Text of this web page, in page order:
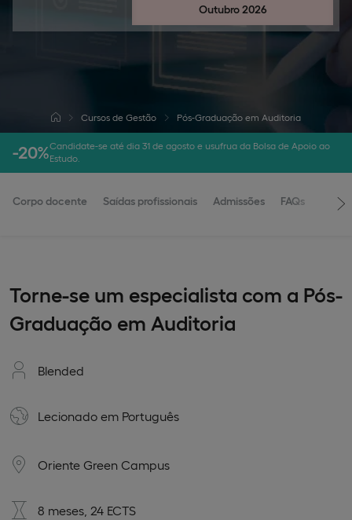
Outubro 2026
Cursos de Gestão Pós-Graduação em Auditoria
-20%Candidate-se até dia 31 de agosto e usufrua da Bolsa de Apoio ao
Estudo.
Corpo docente Saídas profissionais Admissões FAQs
Torne-se um especialista com a Pós-
Graduação em Auditoria
Blended
Lecionado em Português
Oriente Green Campus
8 meses, 24 ECTS